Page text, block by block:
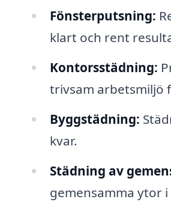
Fönsterputsning:
klart och rent
Kontorsstädning:
trivsam arbetsmiljö
Byggstädning:
kvar.
Städning av
gemensamma ytor